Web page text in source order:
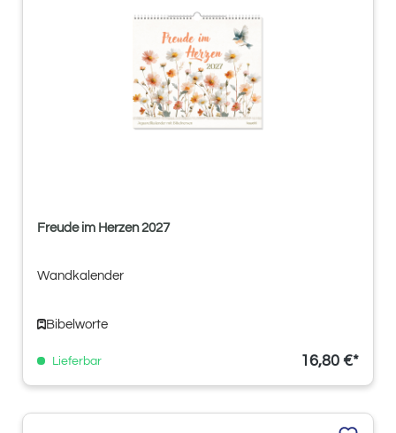
Freude im Herzen 2027
Wandkalender
Bibelworte
Lieferbar 16,80 €*